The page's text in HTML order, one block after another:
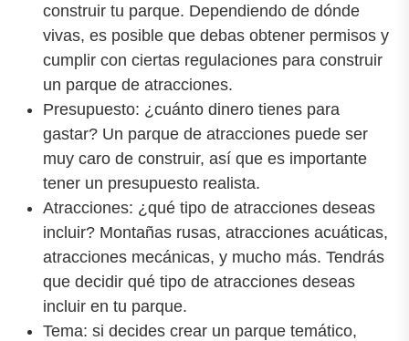
construir tu parque. Dependiendo de dónde
vivas, es posible que debas obtener permisos y
cumplir con ciertas regulaciones para construir
un parque de atracciones.
Presupuesto: ¿cuánto dinero tienes para
gastar? Un parque de atracciones puede ser
muy caro de construir, así que es importante
tener un presupuesto realista.
Atracciones: ¿qué tipo de atracciones deseas
incluir? Montañas rusas, atracciones acuáticas,
atracciones mecánicas, y mucho más. Tendrás
que decidir qué tipo de atracciones deseas
incluir en tu parque.
Tema: si decides crear un parque temático,